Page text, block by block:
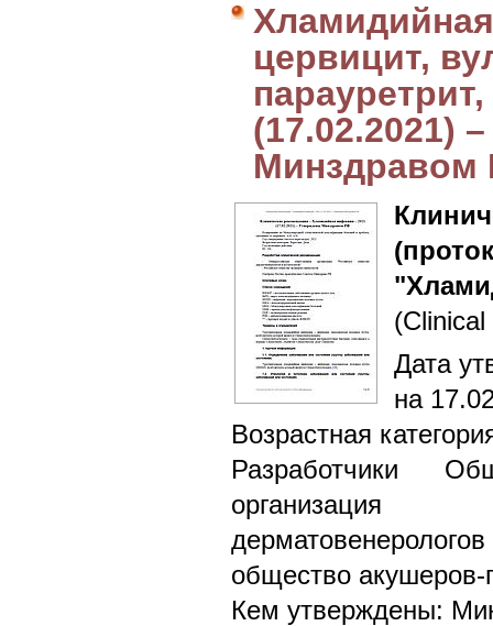
цервицит,
(17.02.2021)
Минздравом
Дата
на
Возрастная
Разработчики
организация
общество акушеров-
Кем утверждены: